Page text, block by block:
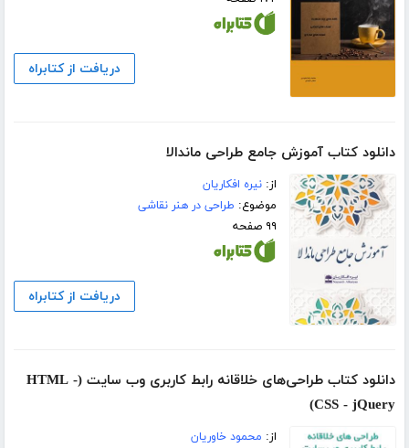
دریافت از کتابراه
دانلود کتاب آموزش جامع طراحی ماندالا
از:نیره افکاریان
موضوع: طراحی در هنر نقاشی
۹۹ صفحه
دریافت از کتابراه
دانلود کتاب طراحی‌های خلاقانه رابط کاربری وب سایت (HTML -
CSS - jQuery)
از: محمود خاوریان